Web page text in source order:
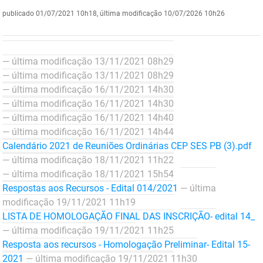
Desenvolvimento e da Articulação Municipal
Desenvolvimento Humano
Educação
Empreender
Secretaria de Fazenda
Secretaria de Governo
Infraestrutura e dos Recursos Hídricos
Juventude, Esporte e Lazer
Meio Ambiente e Sustentabilidade
Mulher e da Diversidade Humana
DER
DETRAN
EMPAER
ESPEP
EPC
FAC
Fapesq
Fundação Casa de José Américo
FUNAD
FUNDAC
publicado 01/07/2021 10h18, última modificação 10/07/2026 10h26
— última modificação 13/11/2021 08h29
— última modificação 13/11/2021 08h29
— última modificação 16/11/2021 14h30
— última modificação 16/11/2021 14h30
— última modificação 16/11/2021 14h40
— última modificação 16/11/2021 14h44
Calendário 2021 de Reuniões Ordinárias CEP SES PB (3).pdf
— última modificação 18/11/2021 11h22
— última modificação 18/11/2021 15h54
Respostas aos Recursos - Edital 014/2021 — última
modificação 19/11/2021 11h19
LISTA DE HOMOLOGAÇÃO FINAL DAS INSCRIÇÃO- edital 14_
— última modificação 19/11/2021 11h25
Resposta aos recursos - Homologação Preliminar- Edital 15-
2021 — última modificação 19/11/2021 11h30